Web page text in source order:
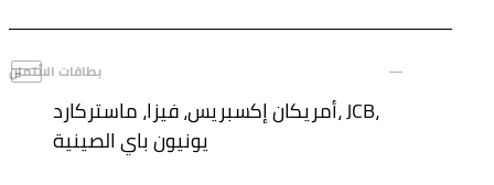
بطاقات الائتمان
أمريكان إكسبريس، فيزا، ماستركارد، JCB،
يونيون باي الصينية